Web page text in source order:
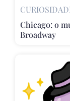
Chicago: o
Broadway